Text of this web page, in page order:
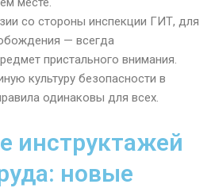
со стороны инспекции ГИТ, для
— всегда
пристального внимания.
культуру безопасности в
одинаковы для всех.
инструктажей
новые